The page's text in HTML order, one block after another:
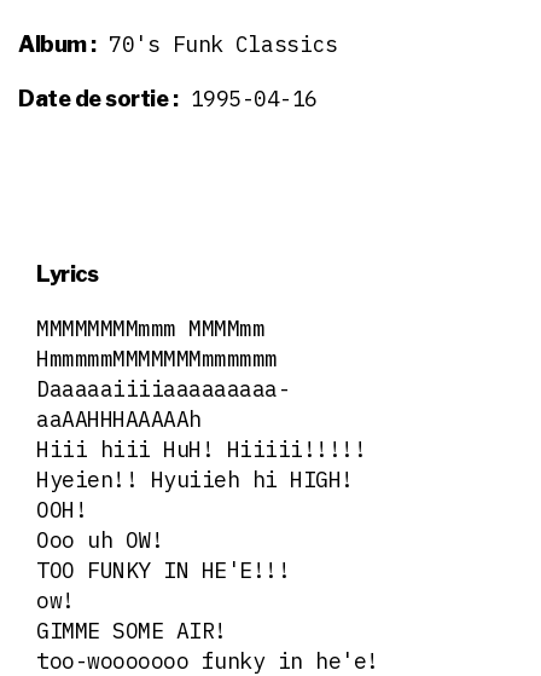
Album :70's Funk Classics
Date de sortie :1995-04-16
Lyrics
MMMMMMMMmmm MMMMmm
HmmmmmMMMMMMMmmmmmm
Daaaaaiiiiaaaaaaaaa-
aaAAHHHAAAAAh
Hiii hiii HuH! Hiiiii!!!!!
Hyeien!! Hyuiieh hi HIGH!
OOH!
Ooo uh OW!
TOO FUNKY IN HE'E!!!
ow!
GIMME SOME AIR!
too-wooooooo funky in he'e!